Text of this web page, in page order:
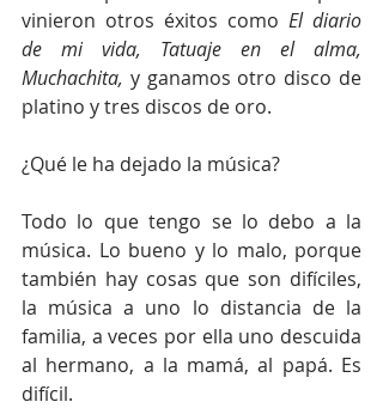
vinieron otros éxitos como El diario
de mi vida, Tatuaje en el alma,
Muchachita, y ganamos otro disco de
platino y tres discos de oro.
¿Qué le ha dejado la música?
Todo lo que tengo se lo debo a la
música. Lo bueno y lo malo, porque
también hay cosas que son difíciles,
la música a uno lo distancia de la
familia, a veces por ella uno descuida
al hermano, a la mamá, al papá. Es
difícil.